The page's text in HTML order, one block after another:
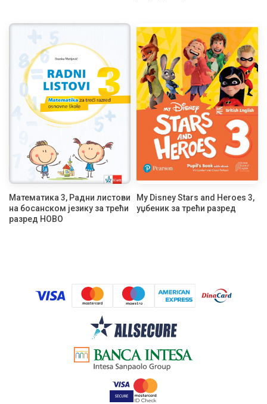
Математика 3, Радни листови
на босанском језику за трећи
разред НОВО
My Disney Stars and Heroes 3,
уџбеник за трећи разред